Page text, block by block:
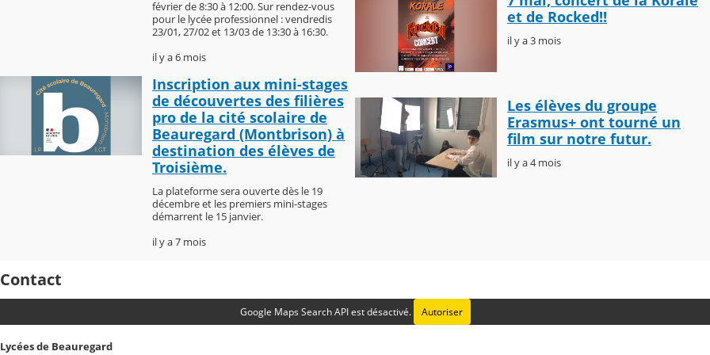
février de 8:30 à 12:00. Sur rendez-vous
pour le lycée professionnel : vendredis
23/01, 27/02 et 13/03 de 13:30 à 16:30.
il y a 6 mois
Inscription aux mini-stages
de découvertes des filières
pro de la cité scolaire de
Beauregard (Montbrison) à
destination des élèves de
Troisième.
La plateforme sera ouverte dès le 19
décembre et les premiers mini-stages
démarrent le 15 janvier.
il y a 7 mois
et de Rocked!!
il y a 3 mois
Les élèves du groupe
Erasmus+ ont tourné un
film sur notre futur.
il y a 4 mois
Contact
Google Maps Search API est désactivé. Autoriser
Lycées de Beauregard